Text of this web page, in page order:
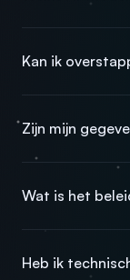
Kan ik
Zijn mijn
Wat is het
Heb ik